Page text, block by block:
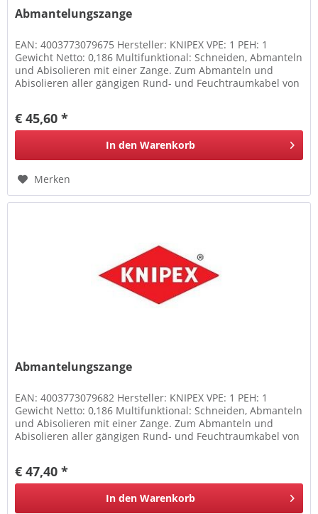
Abmantelungszange
EAN: 4003773079675 Hersteller: KNIPEX VPE: 1 PEH: 1
Gewicht Netto: 0,186 Multifunktional: Schneiden, Abmanteln
und Abisolieren mit einer Zange. Zum Abmanteln und
Abisolieren aller gängigen Rund- und Feuchtraumkabel von
€ 45,60 *
In den Warenkorb
Merken
Abmantelungszange
EAN: 4003773079682 Hersteller: KNIPEX VPE: 1 PEH: 1
Gewicht Netto: 0,186 Multifunktional: Schneiden, Abmanteln
und Abisolieren mit einer Zange. Zum Abmanteln und
Abisolieren aller gängigen Rund- und Feuchtraumkabel von
€ 47,40 *
In den Warenkorb